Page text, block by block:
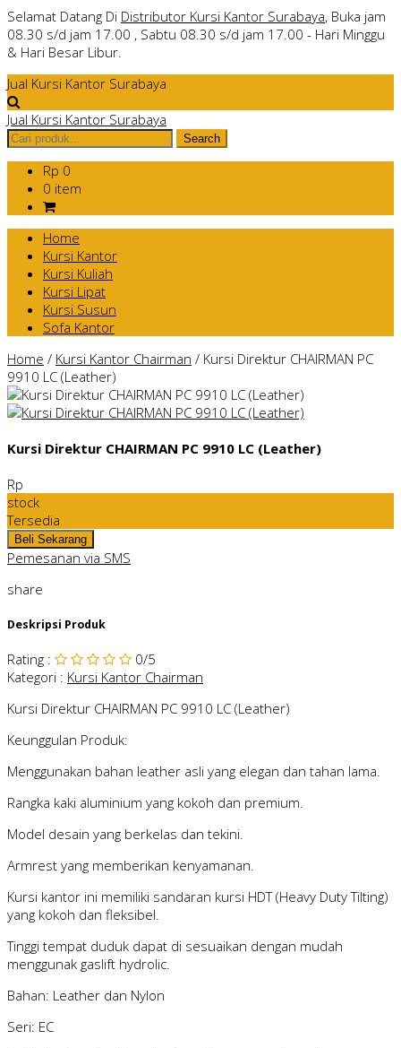
Selamat Datang Di Distributor Kursi Kantor Surabaya, Buka jam
08.30 s/d jam 17.00 , Sabtu 08.30 s/d jam 17.00 - Hari Minggu
& Hari Besar Libur.
Jual Kursi Kantor Surabaya
Jual Kursi Kantor Surabaya
Rp 0
0 item
Home
Kursi Kantor
Kursi Kuliah
Kursi Lipat
Kursi Susun
Sofa Kantor
Home / Kursi Kantor Chairman / Kursi Direktur CHAIRMAN PC
9910 LC (Leather)
Kursi Direktur CHAIRMAN PC 9910 LC (Leather)
Rp
stock
Tersedia
Pemesanan via SMS
share
Deskripsi Produk
Rating : 0/5
Kategori : Kursi Kantor Chairman
Kursi Direktur CHAIRMAN PC 9910 LC (Leather)
Keunggulan Produk:
Menggunakan bahan leather asli yang elegan dan tahan lama.
Rangka kaki aluminium yang kokoh dan premium.
Model desain yang berkelas dan tekini.
Armrest yang memberikan kenyamanan.
Kursi kantor ini memiliki sandaran kursi HDT (Heavy Duty Tilting)
yang kokoh dan fleksibel.
Tinggi tempat duduk dapat di sesuaikan dengan mudah
menggunak gaslift hydrolic.
Bahan: Leather dan Nylon
Seri: EC